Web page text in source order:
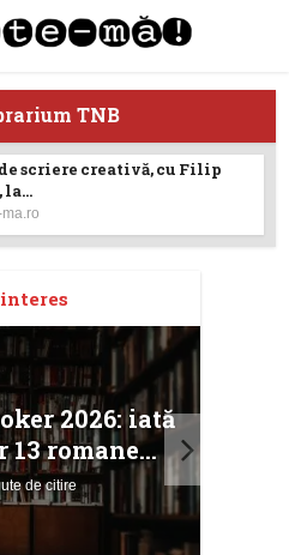
TNB
scriere creativă, cu Filip
2026: iată
romane...
de citire